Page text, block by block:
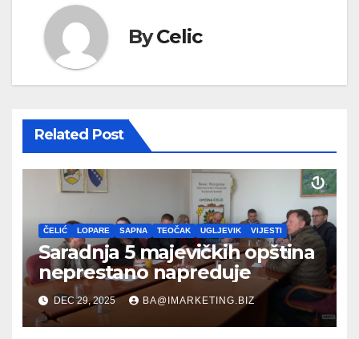
ByCelic
Related Post
ČELIĆ LOPARE SAPNA TEOČAK UGLJEVIK VIJESTI
Saradnja 5 majevičkih opština
neprestano napreduje
DEC 29, 2025 BA@IMARKETING.BIZ